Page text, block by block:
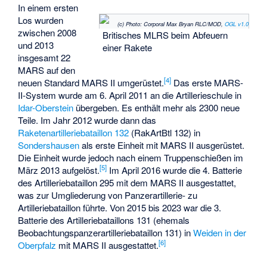
(c) Photo: Corporal Max Bryan RLC/MOD, OGL v1.0
Britisches MLRS beim Abfeuern
einer Rakete
In einem ersten
Los wurden
zwischen 2008
und 2013
insgesamt 22
MARS auf den
neuen Standard MARS II umgerüstet.[4] Das erste MARS-
II-System wurde am 6. April 2011 an die Artillerieschule in
Idar-Oberstein übergeben. Es enthält mehr als 2300 neue
Teile. Im Jahr 2012 wurde dann das
Raketenartilleriebataillon 132 (RakArtBtl 132) in
Sondershausenals erste Einheit mit MARS II ausgerüstet.
Die Einheit wurde jedoch nach einem Truppenschießen im
März 2013 aufgelöst.[5] Im April 2016 wurde die 4. Batterie
desArtilleriebataillon 295 mit dem MARS II ausgestattet,
was zur Umgliederung von Panzerartillerie- zu
Artilleriebataillon führte. Von 2015 bis 2023 war die 3.
Batterie desArtilleriebataillons 131 (ehemals
Beobachtungspanzerartilleriebataillon 131) inWeiden in der
Oberpfalz mit MARS II ausgestattet.[6]